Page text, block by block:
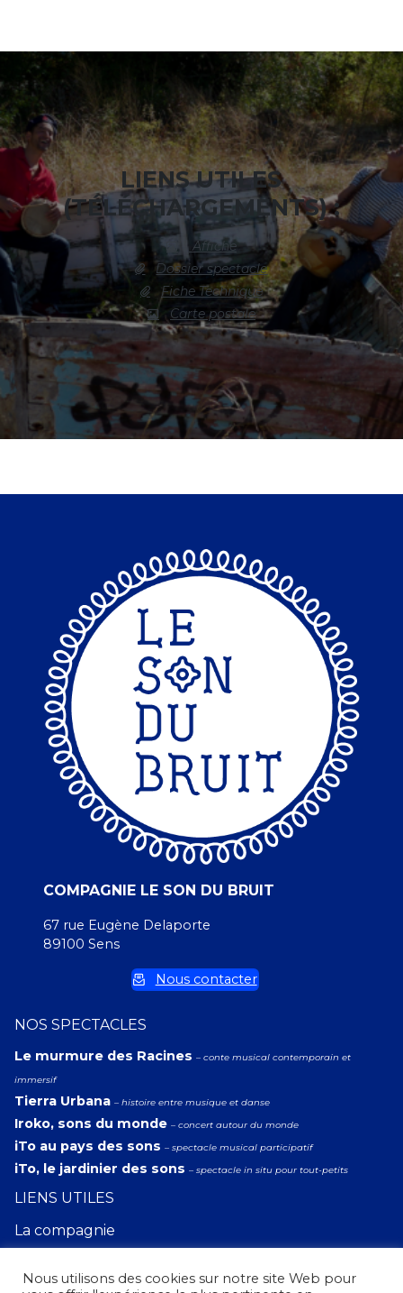
LIENS UTILES
(TÉLÉCHARGEMENTS) :
Affiche
Dossier spectacle
Fiche Technique
Carte postale
COMPAGNIE LE SON DU BRUIT
67 rue Eugène Delaporte
89100 Sens
Nous contacter
NOS SPECTACLES
Le murmure des Racines – conte musical contemporain et
immersif
Tierra Urbana – histoire entre musique et danse
Iroko, sons du monde – concert autour du monde
iTo au pays des sons – spectacle musical participatif
iTo, le jardinier des sons – spectacle in situ pour tout-petits
LIENS UTILES
La compagnie
Médias/Presse
Nous utilisons des cookies sur notre site Web pour